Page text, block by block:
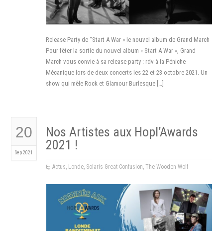
Release Party de “Start A War » le nouvel album de Grand March
Pour fêter la sortie du nouvel album « Start A War », Grand
March vous convie à sa release party : rdv à la Péniche
Mécanique lors de deux concerts les 22 et 23 octobre 2021. Un
show qui mêle Rock et Glamour Burlesque […]
20
Sep 2021
Nos Artistes aux Hopl’Awards
2021 !
Actus, Londe, Solaris Great Confusion,The Wooden Wolf